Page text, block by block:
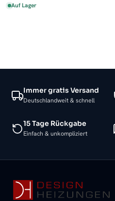
Auf Lager
Immer gratis Versand
Deutschlandweit & schnell
15 Tage Rückgabe
Einfach & unkompliziert